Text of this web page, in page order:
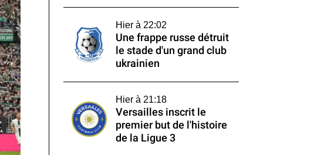
Hier à 22:02
Une frappe russe détruit
le stade d'un grand club
ukrainien
Hier à 21:18
Versailles inscrit le
premier but de l'histoire
de la Ligue 3